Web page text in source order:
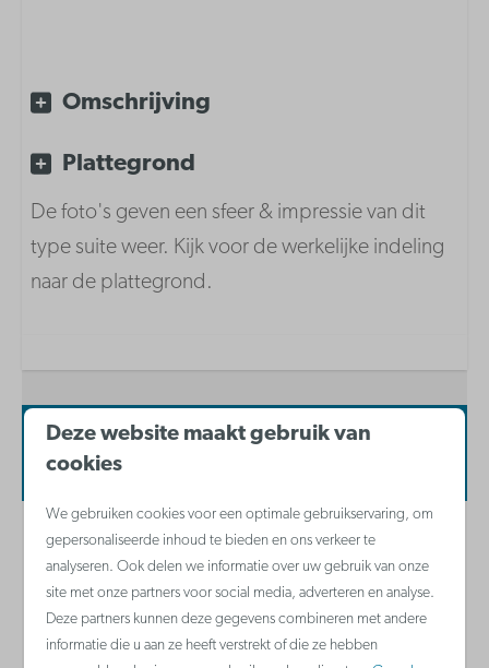
Slaaphoek met 2-persoons stapelbed
Koffiezetapparaat met filter
Combi-microgolfoven
Vaatwasser
Haardroger
Omschrijving
Plattegrond
De foto's geven een sfeer & impressie van dit
type suite weer. Kijk voor de werkelijke indeling
naar de plattegrond.
Beschikbaarheid en prijs
2 gasten
zo 09-08-2026 ma 10-08-2026
Deze website maakt gebruik van
cookies
We gebruiken cookies voor een optimale gebruikservaring, om
gepersonaliseerde inhoud te bieden en ons verkeer te
analyseren. Ook delen we informatie over uw gebruik van onze
site met onze partners voor social media, adverteren en analyse.
Deze partners kunnen deze gegevens combineren met andere
informatie die u aan ze heeft verstrekt of die ze hebben